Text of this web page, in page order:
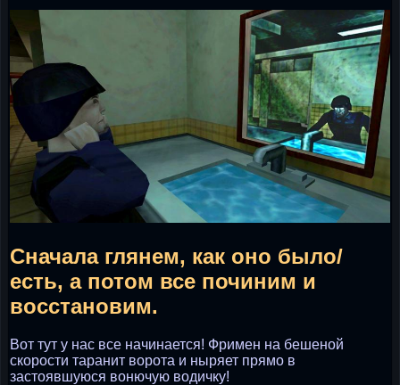
Сначала глянем, как оно было/
есть, а потом все починим и
восстановим.
Вот тут у нас все начинается! Фримен на бешеной
скорости таранит ворота и ныряет прямо в
застоявшуюся вонючую водичку!